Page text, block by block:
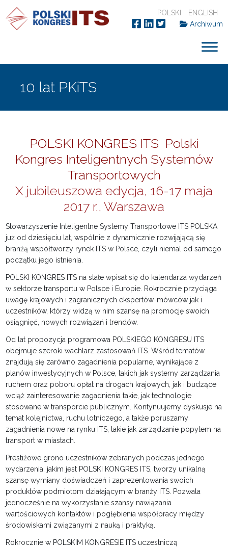
POLSKI
ENGLISH
Archiwum
10 lat PKiTS
POLSKI KONGRES ITS Polski
Kongres Inteligentnych Systemów
Transportowych
X jubileuszowa edycja, 16-17 maja
2017 r., Warszawa
Stowarzyszenie Inteligentne Systemy Transportowe ITS POLSKA
już od dziesięciu lat, wspólnie z dynamicznie rozwijającą się
branżą współtworzy rynek ITS w Polsce, czyli niemal od samego
początku jego istnienia.
POLSKI KONGRES ITS na stałe wpisał się do kalendarza wydarzeń
w sektorze transportu w Polsce i Europie. Rokrocznie przyciąga
uwagę krajowych i zagranicznych ekspertów-mówców jak i
uczestników, którzy widzą w nim szansę na promocję swoich
osiągnięć, nowych rozwiązań i trendów.
Od lat propozycja programowa POLSKIEGO KONGRESU ITS
obejmuje szeroki wachlarz zastosowań ITS. Wśród tematów
znajdują się zarówno zagadnienia popularne, wynikające z
planów inwestycyjnych w Polsce, takich jak systemy zarządzania
ruchem oraz poboru opłat na drogach krajowych, jak i budzące
wciąż zainteresowanie zagadnienia takie, jak technologie
stosowane w transporcie publicznym. Kontynuujemy dyskusje na
temat kolejnictwa, ruchu lotniczego, a także poruszamy
zagadnienia nowe na rynku ITS, takie jak zarządzanie popytem na
transport w miastach.
Prestiżowe grono uczestników zebranych podczas jednego
wydarzenia, jakim jest POLSKI KONGRES ITS, tworzy unikalną
szansę wymiany doświadczeń i zaprezentowania swoich
produktów podmiotom działającym w branży ITS. Pozwala
jednocześnie na wykorzystanie szansy nawiązania
wartościowych kontaktów i pogłębienia współpracy między
środowiskami związanymi z nauką i praktyką.
Rokrocznie w POLSKIM KONGRESIE ITS uczestniczą